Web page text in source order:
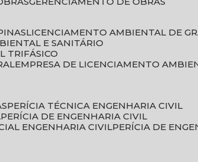
LICENCIAMENTO AMBIENTAL DE
E SANITÁRIO
TRIFÁSICO
EMPRESA DE LICENCIAMENTO
PERÍCIA TÉCNICA ENGENHARIA CIVIL
PERÍCIA DE ENGENHARIA CIVIL
ENGENHARIA CIVIL
PERÍCIA DE